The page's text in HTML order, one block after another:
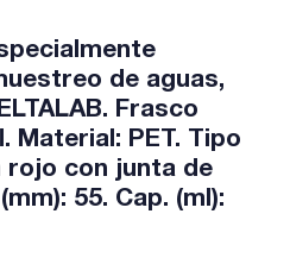
de aguas,
Frasco
Material: PET. Tipo
rojo con junta de
55. Cap. (ml):